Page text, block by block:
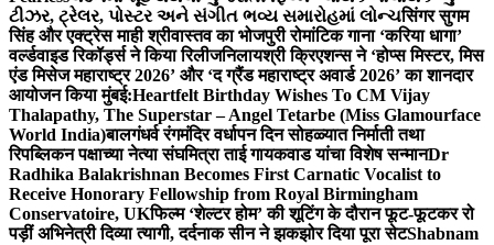
ટીઝર, ટ્રેલર, પોસ્ટર અને સંગીત ભવ્ય સમારોહમાં લોન્ચसिंगर सुगम
सिंह और एक्ट्रेस माही श्रीवास्तव का भोजपुरी रोमांटिक गाना ‘करिया धागा’
वर्ल्डवाइड रिकॉर्ड्स ने किया रिलीजनिलायश्री क्रिएशन्स ने ‘होप्स मिस्टर, मिस
एंड मिसेज महाराष्ट्र 2026’ और ‘द ग्रैंड महाराष्ट्र अवार्ड 2026’ का शानदार
आयोजन किया मुंबई:Heartfelt Birthday Wishes To CM Vijay
Thalapathy, The Superstar – Angel Tetarbe (Miss Glamourface
World India)बालगंधर्व रंगमंदिर वर्धापन दिन सोहळ्यात निर्माती तथा
रिपब्लिकन पक्षाच्या नेत्या संघमित्रा ताई गायकवाड यांचा विशेष सन्मानDr
Radhika Balakrishnan Becomes First Carnatic Vocalist to
Receive Honorary Fellowship from Royal Birmingham
Conservatoire, UKफिल्म ‘शेल्टर होम’ की शूटिंग के दौरान फूट-फूटकर रो
पड़ीं अभिनेत्री दिव्या त्यागी, दर्दनाक सीन ने झकझोर दिया पूरा सेटShabnam